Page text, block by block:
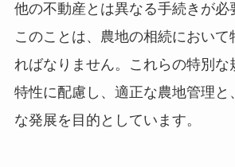
他の不動産とは異なる手続きが必
このことは、農地の相続において
ればなりません。これらの特別な
特性に配慮し、適正な農地管理と
な発展を目的としています。